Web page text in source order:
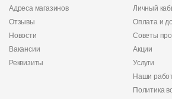
Адреса магазинов
Отзывы
Новости
Вакансии
Реквизиты
Личный
Оплата и
Советы
Акции
Услуги
Наши
Политика